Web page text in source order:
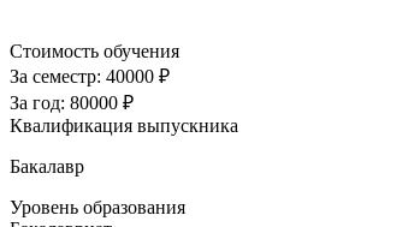
Стоимость обучения
За семестр: 40000 ₽
За год: 80000 ₽
Квалификация выпускника
Бакалавр
Уровень образования